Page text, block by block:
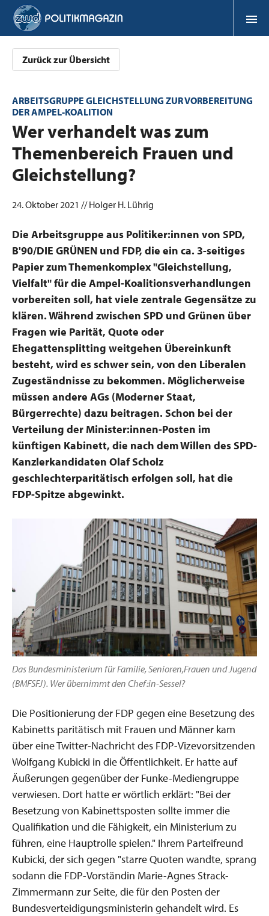
Zurück zur Übersicht
ARBEITSGRUPPE GLEICHSTELLUNG ZUR VORBEREITUNG
DER AMPEL-KOALITION
:Wer verhandelt was zum
Themenbereich Frauen und
Gleichstellung?
24. Oktober 2021 // Holger H. Lührig
Die Arbeitsgruppe aus Politiker:innen von SPD,
B'90/DIE GRÜNEN und FDP, die ein ca. 3-seitiges
Papier zum Themenkomplex "Gleichstellung,
Vielfalt" für die Ampel-Koalitionsverhandlungen
vorbereiten soll, hat viele zentrale Gegensätze zu
klären. Während zwischen SPD und Grünen über
Fragen wie Parität, Quote oder
Ehegattensplitting weitgehen Übereinkunft
besteht, wird es schwer sein, von den Liberalen
Zugeständnisse zu bekommen. Möglicherweise
müssen andere AGs (Moderner Staat,
Bürgerrechte) dazu beitragen. Schon bei der
Verteilung der Minister:innen-Posten im
künftigen Kabinett, die nach dem Willen des SPD-
Kanzlerkandidaten Olaf Scholz
geschlechterparitätisch erfolgen soll, hat die
FDP-Spitze abgewinkt.
Das Bundesministerium für Familie, Senioren,Frauen und Jugend
(BMFSFJ). Wer übernimmt den Chef:in-Sessel?
Die Positionierung der FDP gegen eine Besetzung des
Kabinetts paritätisch mit Frauen und Männer kam
über eine Twitter-Nachricht des FDP-Vizevorsitzenden
Wolfgang Kubicki in die Öffentlichkeit. Er hatte auf
Äußerungen gegenüber der Funke-Mediengruppe
verwiesen. Dort hatte er wörtlich erklärt: "Bei der
Besetzung von Kabinettsposten sollte immer die
Qualifikation und die Fähigkeit, ein Ministerium zu
führen, eine Hauptrolle spielen." Ihrem Parteifreund
Kubicki, der sich gegen "starre Quoten wandte, sprang
sodann die FDP-Vorständin Marie-Agnes Strack-
Zimmermann zur Seite, die für den Posten der
Bundesverteidigungsministerin gehandelt wird. Es